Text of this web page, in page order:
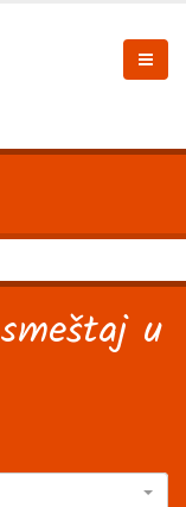
u